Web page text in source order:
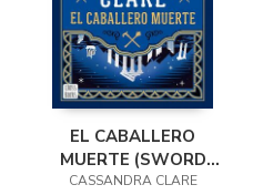
EL CABALLERO
MUERTE (SWORD
CATCHER 2)
CASSANDRA CLARE